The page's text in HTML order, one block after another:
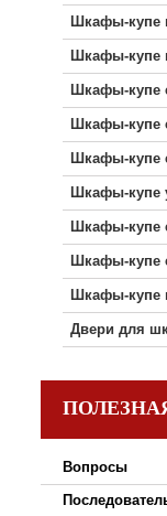
Шкафы-купе
Шкафы-купе
Шкафы-купе
Шкафы-купе
Шкафы-купе
Шкафы-купе
Шкафы-купе
Шкафы-купе
Шкафы-купе
Двери для
Вопросы